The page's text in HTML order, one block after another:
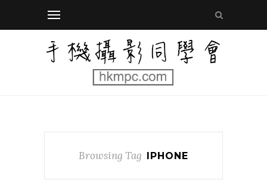
Browsing Tag IPHONE